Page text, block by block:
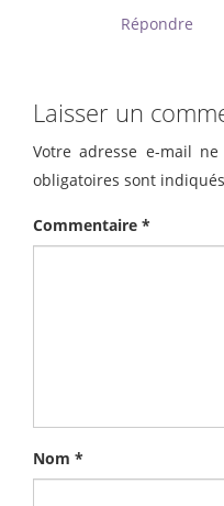
Répondre
Laisser un
Votre adresse e-mail
obligatoires sont
Commentaire *
Nom *